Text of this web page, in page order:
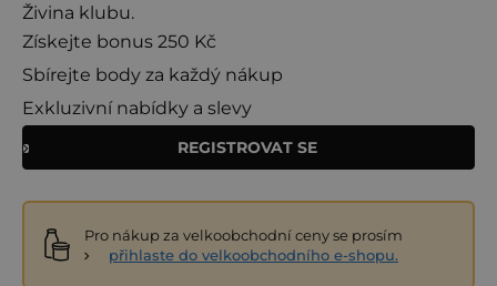
Živina klubu.
Získejte bonus 250 Kč
Sbírejte body za každý nákup
Exkluzivní nabídky a slevy
REGISTROVAT SE
Pro nákup za velkoobchodní ceny se prosím
přihlaste do velkoobchodního e-shopu.